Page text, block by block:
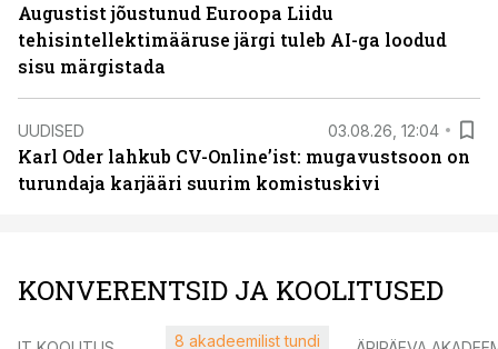
Augustist jõustunud Euroopa Liidu
tehisintellektimääruse järgi tuleb AI-ga loodud
sisu märgistada
UUDISED 03.08.26, 12:04
Karl Oder lahkub CV-Online’ist: mugavustsoon on
turundaja karjääri suurim komistuskivi
KONVERENTSID JA KOOLITUSED
8 akadeemilist tundi